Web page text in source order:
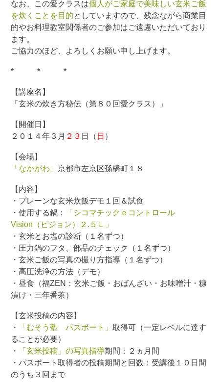
なお、この愛クラスは個人がご家庭で美味しい玄米ご飯
を炊くことを目的としていますので、残念ながら商業目
的やお料理教室関係者のご参加はご遠慮いただいており
ます。
ご協力のほど、よろしくお願い申し上げます。
* * *
【講座名】
「玄米の炊き方秘伝（第８０回愛クラス）」
【開催日】
２０１４年３月 ２３ 日（ 日 ）
【会場】
「なかがわ」京都市左京区孫橋町１８
【内容】
・プレーンな玄米炊飯デモ１回＆試食
・使用する鍋：
「シコマチックｅコントロール
Vision（ビジョン）２.５Ｌ」
・玄米とお塩の診断（１名ずつ）
・圧力鍋のフタ、部品のチェック（１名ずつ）
・玄米ご飯の写真の撮り方指導（１名ずつ）
・高圧洗浄の方法（デモ）
・昼食（福ZEN：玄米ご飯・おばんざい・お味噌汁・糠
漬け・三年番茶）
【玄米投稿の内容】
・
「むそう塾 パスポート」取得可（一定レベルに達す
ることが必要）
・
「玄米投稿」の写真指導期間：２ヵ月間
・パスポート取得者の投稿期間と回数：受講後１０日間
のうち３回まで